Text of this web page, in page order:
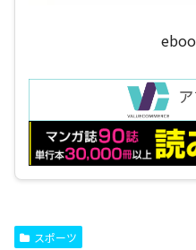
スポーツ